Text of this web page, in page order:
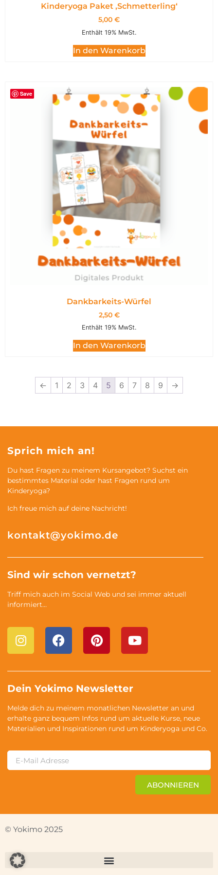
Kinderyoga Paket ,Schmetterling‘
5,00 €
Enthält 19% MwSt.
In den Warenkorb
Save
Dankbarkeits-Würfel
2,50 €
Enthält 19% MwSt.
In den Warenkorb
← 1 2 3 4 5 6 7 8 9 →
Sprich mich an!
Du hast Fragen zu meinem Kursangebot? Suchst ein
bestimmtes Material oder hast Fragen rund um
Kinderyoga?
Ich freue mich auf deine Nachricht!
kontakt@yokimo.de
Sind wir schon vernetzt?
Triff mich auch im Social Web und sei immer aktuell
informiert…
Dein Yokimo Newsletter
Melde dich zu meinem monatlichen Newsletter an und
erhalte ganz bequem Infos rund um aktuelle Kurse, neue
Materialien und Inspirationen rund um Kinderyoga und Co.
ABONNIEREN
© Yokimo 2025